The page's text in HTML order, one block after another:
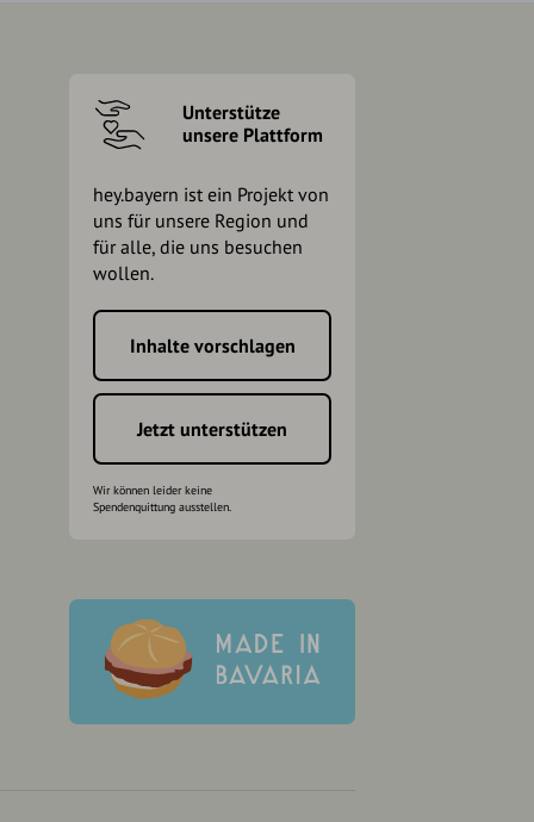
Unterstütze
unsere Plattform
hey.bayern ist ein Projekt von
uns für unsere Region und
für alle, die uns besuchen
wollen.
Inhalte vorschlagen
Jetzt unterstützen
Wir können leider keine
Spendenquittung ausstellen.